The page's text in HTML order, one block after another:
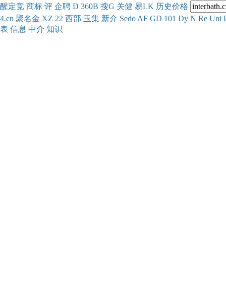
醒定竞 商标 评 企聘 D 360B 搜G 关健 易LK 历史价格
4.cn 聚名金 XZ 22 西部 玉集 新介 Sedo AF GD 101 Dy N Re Uni
表 信息 中介 知识